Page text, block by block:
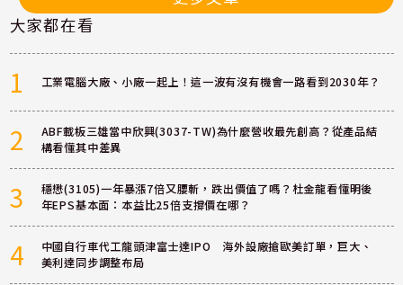
大家都在看
1 工業電腦大廠、小廠一起上！這一波有沒有機會一路看到2030年？
2
ABF載板三雄當中欣興(3037-TW)為什麼營收最先創高？從產品結
構看懂其中差異
3
穩懋(3105)一年暴漲7倍又腰斬，跌出價值了嗎？杜金龍看懂明後
年EPS基本面：本益比25倍支撐價在哪？
4
中國自行車代工龍頭津富士達IPO 海外設廠搶歐美訂單，巨大、
美利達同步調整布局